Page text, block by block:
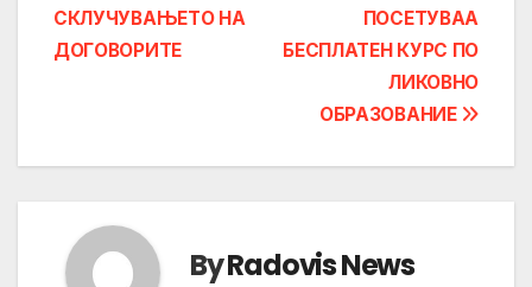
ПОСЕТУВАА
БЕСПЛАТЕН КУРС ПО
ЛИКОВНО
ОБРАЗОВАНИЕ
СКЛУЧУВАЊЕТО НА
ДОГОВОРИТЕ
ByRadovis News